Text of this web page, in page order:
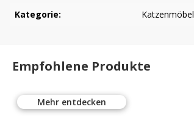
Kategorie: Katzenmöbel
Empfohlene Produkte
Mehr entdecken